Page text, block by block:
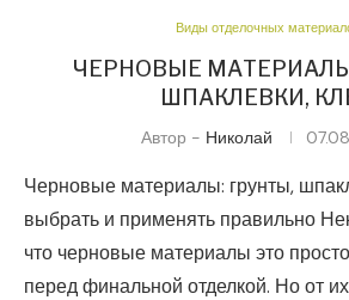
Виды отделочных
ЧЕРНОВЫЕ
ШПАКЛЕВКИ,
Автор - Николай
Черновые материалы: грунты,
выбрать и применять правильно
что черновые материалы это
перед финальной отделкой. Но от